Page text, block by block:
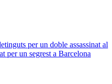
per un doble assassinat al
per un segrest a Barcelona